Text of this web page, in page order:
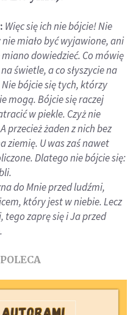
Więc się ich nie bójcie! Nie
miało być wyjawione, ani
dowiedzieć. Co mówię
świetle, a co słyszycie na
bójcie się tych, którzy
mogą. Bójcie się raczej
w piekle. Czyż nie
przecież żaden z nich bez
ziemię. U was zaś nawet
Dlatego nie bójcie się:
do Mnie przed ludźmi,
który jest w niebie. Lecz
tego zaprę się i Ja przed